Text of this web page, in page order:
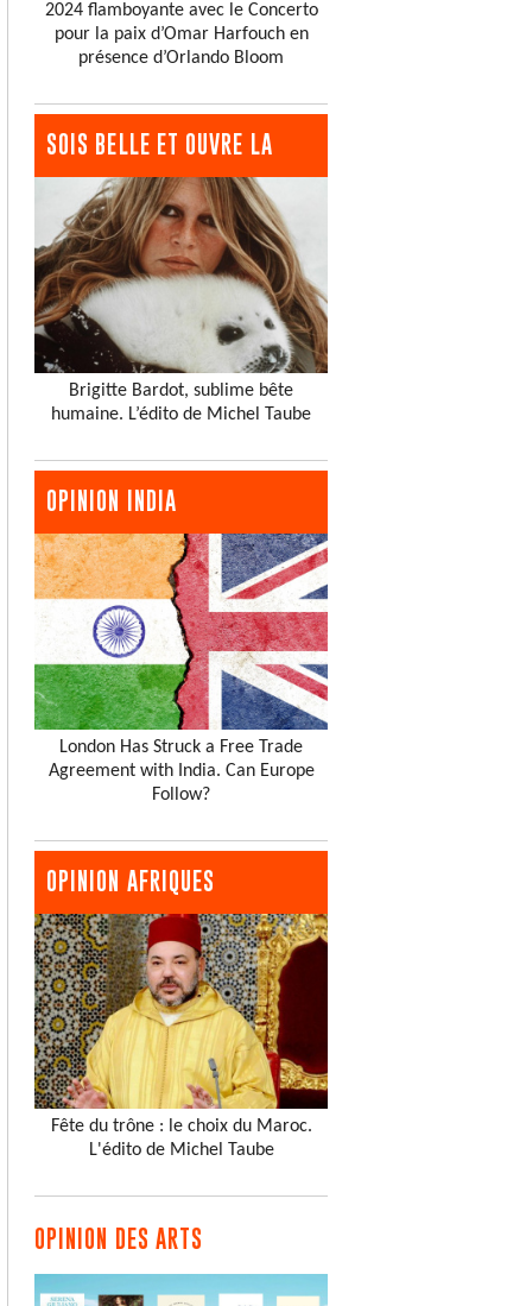
2024 flamboyante avec le Concerto
pour la paix d’Omar Harfouch en
présence d’Orlando Bloom
SOIS BELLE ET OUVRE LA
Brigitte Bardot, sublime bête
humaine. L’édito de Michel Taube
OPINION INDIA
London Has Struck a Free Trade
Agreement with India. Can Europe
Follow?
OPINION AFRIQUES
Fête du trône : le choix du Maroc.
L'édito de Michel Taube
OPINION DES ARTS